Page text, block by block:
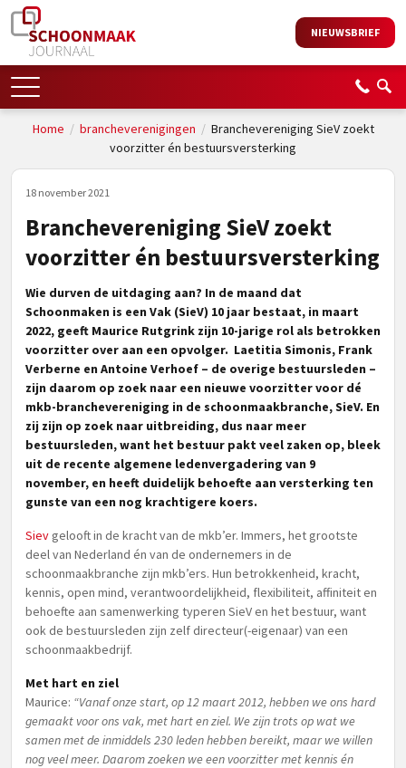
NIEUWSBRIEF
Home / brancheverenigingen / Branchevereniging SieV zoekt
voorzitter én bestuursversterking
18 november 2021
Branchevereniging SieV zoekt
voorzitter én bestuursversterking
Wie durven de uitdaging aan? In de maand dat
Schoonmaken is een Vak (SieV) 10 jaar bestaat, in maart
2022, geeft Maurice Rutgrink zijn 10-jarige rol als betrokken
voorzitter over aan een opvolger. Laetitia Simonis, Frank
Verberne en Antoine Verhoef – de overige bestuursleden –
zijn daarom op zoek naar een nieuwe voorzitter voor dé
mkb-branchevereniging in de schoonmaakbranche, SieV. En
zij zijn op zoek naar uitbreiding, dus naar meer
bestuursleden, want het bestuur pakt veel zaken op, bleek
uit de recente algemene ledenvergadering van 9
november, en heeft duidelijk behoefte aan versterking ten
gunste van een nog krachtigere koers.
Siev gelooft in de kracht van de mkb’er. Immers, het grootste
deel van Nederland én van de ondernemers in de
schoonmaakbranche zijn mkb’ers. Hun betrokkenheid, kracht,
kennis, open mind, verantwoordelijkheid, flexibiliteit, affiniteit en
behoefte aan samenwerking typeren SieV en het bestuur, want
ook de bestuursleden zijn zelf directeur(-eigenaar) van een
schoonmaakbedrijf.
Met hart en ziel
Maurice: “Vanaf onze start, op 12 maart 2012, hebben we ons hard
gemaakt voor ons vak, met hart en ziel. We zijn trots op wat we
samen met de inmiddels 230 leden hebben bereikt, maar we willen
nog veel meer. Daarom zoeken we een voorzitter met kennis én